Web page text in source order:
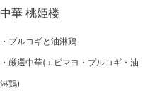
中華 桃姫楼
プルコギと油淋鶏
厳選中華(エビマヨ・プルコギ・油
淋鶏)